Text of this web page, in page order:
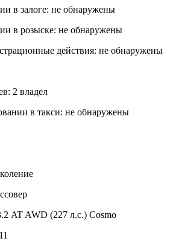
в залоге: не обнаружены
в розыске: не обнаружены
действия: не обнаружены
2 владел
в такси: не обнаружены
AT AWD (227 л.с.) Cosmo